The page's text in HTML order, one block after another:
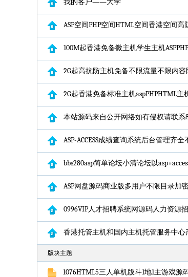
我的客户——大学
ASP空间PHP空间HTML空间香港空间
100M起香港免备微主机学生主机
2G起高抗防主机免备不限流量不限内
2G起香港免备标准主机aspPHPHTML主
本站源码来自公开网络如有侵权请联系
ASP-ACCESS成绩查询系统后台管理齐
bbs280asp简单论坛小清论坛以
ASP网盘源码商业版多用户不限目录加
0996VIP人才招聘系统网源码人力资源
香港托管主机和国内主机托管服务中心
版块主题
1076HTML5三人单机版斗1地1主游戏